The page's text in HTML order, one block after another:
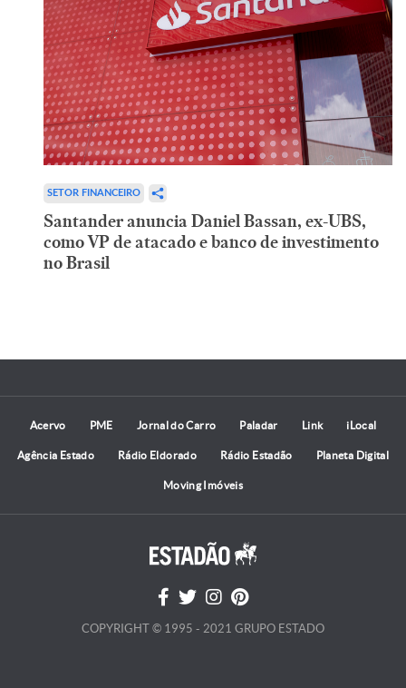
SETOR FINANCEIRO
Santander anuncia Daniel Bassan, ex-UBS,
como VP de atacado e banco de investimento
no Brasil
Acervo PME Jornal do Carro Paladar Link iLocal
Agência Estado Rádio Eldorado Rádio Estadão Planeta Digital
Moving Imóveis
COPYRIGHT © 1995 - 2021 GRUPO ESTADO